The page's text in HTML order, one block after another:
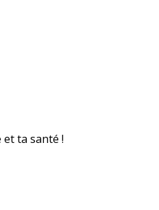
et ta santé !